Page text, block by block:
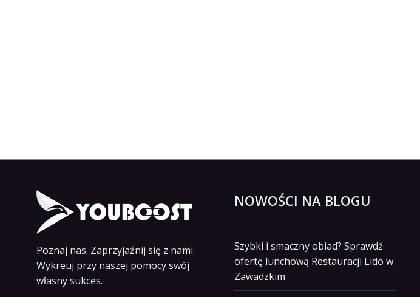
Poznaj nas. Zaprzyjaźnij się z nami.
Wykreuj przy naszej pomocy swój
własny sukces.
NOWOŚCI NA BLOGU
Szybki i smaczny obiad? Sprawdź
ofertę lunchową Restauracji Lido w
Zawadzkim